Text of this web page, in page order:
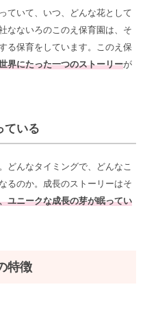
ていて、いつ、どんな花として
なないろのこのえ保育園は、そ
る保育をしています。このえ保
界にたった一つのストーリーが
ている
どんなタイミングで、どんなこ
るのか。成長のストーリーはそ
ユニークな成長の芽が眠ってい
特徴